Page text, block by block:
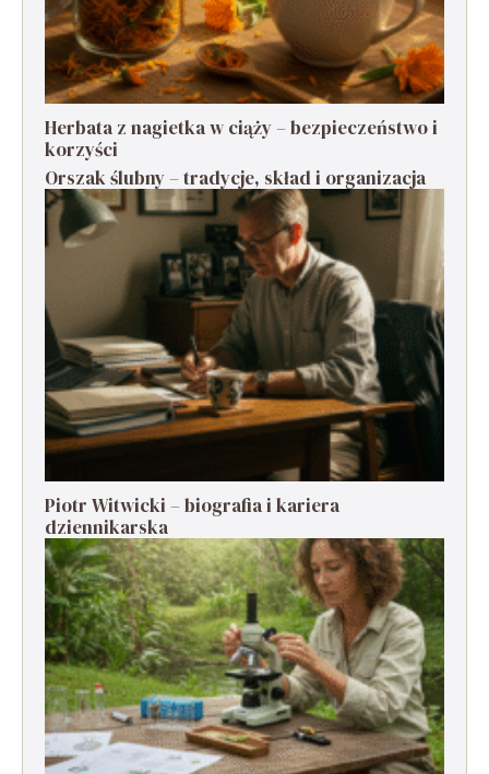
Herbata z nagietka w ciąży – bezpieczeństwo i
korzyści
Orszak ślubny – tradycje, skład i organizacja
Piotr Witwicki – biografia i kariera
dziennikarska